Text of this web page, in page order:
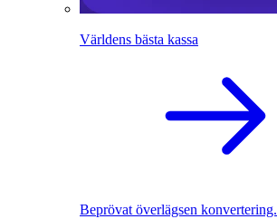
Världens bästa kassa
Beprövat överlägsen konvertering.